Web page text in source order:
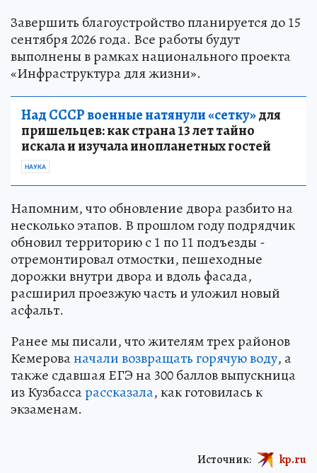
Завершить благоустройство планируется до 15
сентября 2026 года. Все работы будут
выполнены в рамках национального проекта
«Инфраструктура для жизни».
Над СССР военные натянули «сетку»для
пришельцев: как страна 13 лет тайно
искала и изучала инопланетных гостей
НАУКА
Напомним, что обновление двора разбито на
несколько этапов. В прошлом году подрядчик
обновил территорию с 1 по 11 подъезды -
отремонтировал отмостки, пешеходные
дорожки внутри двора и вдоль фасада,
расширил проезжую часть и уложил новый
асфальт.
Ранее мы писали, что жителям трех районов
Кемерованачали возвращать горячую воду, а
также сдавшая ЕГЭ на 300 баллов выпускница
из Кузбассарассказала, как готовилась к
экзаменам.
Источник: kp.ru